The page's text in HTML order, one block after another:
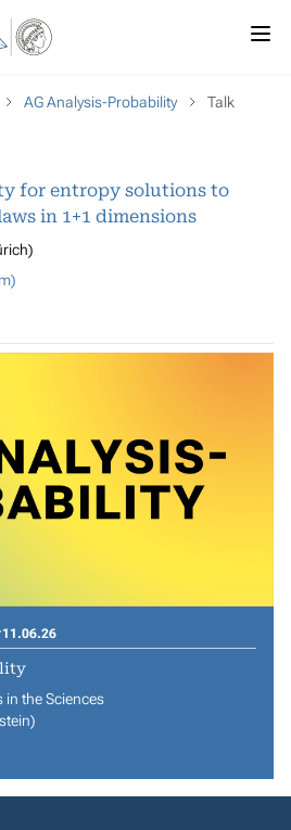
AG Analysis-Probability Talk
for entropy solutions to
in 1+1 dimensions
11.06.26
in the Sciences